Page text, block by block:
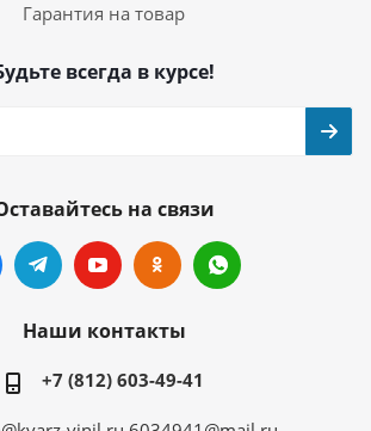
Гарантия на товар
всегда в курсе!
на связи
Наши контакты
+7 (812) 603-49-41